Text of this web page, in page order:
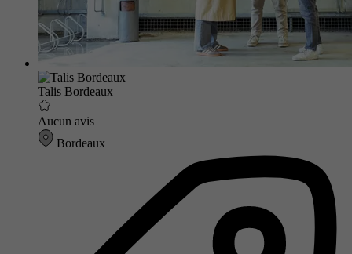
Talis Bordeaux
Aucun avis
Bordeaux